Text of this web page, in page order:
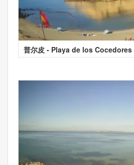
普尔皮 - Playa de los Cocedores